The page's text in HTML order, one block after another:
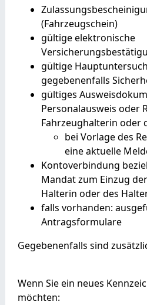
(Fahrzeugschein)
gültige elektronische
gültige
gegebenenfalls
gültiges
Personalausweis oder
Fahrzeughalterin oder
bei Vorlage des
eine aktuelle
Kontoverbindung
Mandat zum Einzug
Halterin oder des
falls vorhanden:
Antragsformulare
Gegebenenfalls sind
Wenn Sie ein neues
möchten: